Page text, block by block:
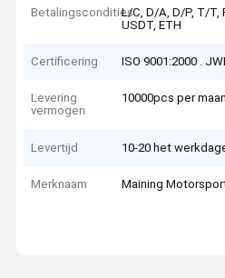
BetalingsconditiesL/C, D/A, D/P, T/T,
USDT, ETH
Certificering ISO 9001:2000 .
Levering
vermogen
10000pcs per
Levertijd 10-20 het
Merknaam Maining